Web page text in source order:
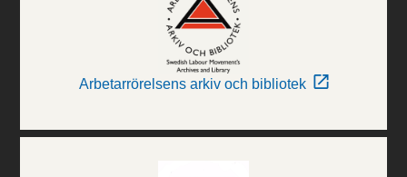
Arbetarrörelsens arkiv och bibliotek